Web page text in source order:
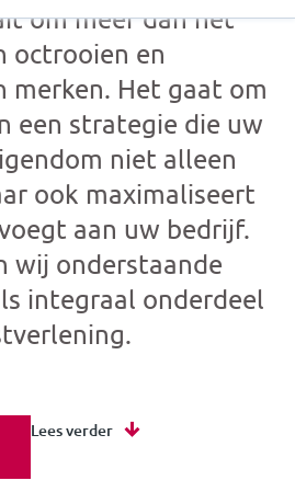
om meer dan het
octrooien en
merken. Het gaat om
een strategie die uw
niet alleen
ook maximaliseert
aan uw bedrijf.
wij onderstaande
integraal onderdeel
Lees verder